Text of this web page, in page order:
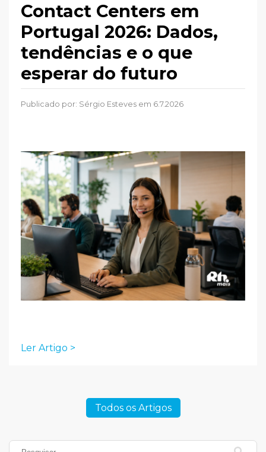
Contact Centers em
Portugal 2026: Dados,
tendências e o que
esperar do futuro
Publicado por: Sérgio Esteves em 6.7.2026
Ler Artigo >
Todos os Artigos